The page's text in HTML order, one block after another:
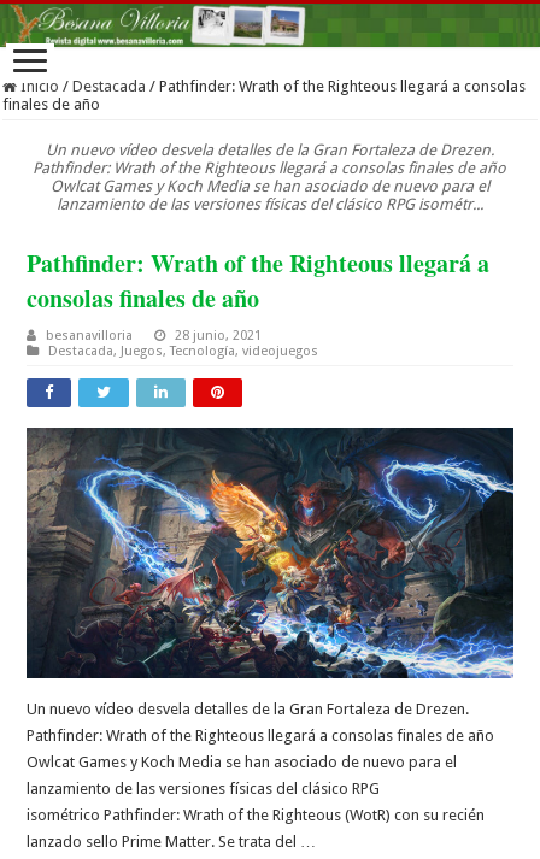
Inicio / Destacada / Pathfinder: Wrath of the Righteous llegará a consolas
finales de año
Un nuevo vídeo desvela detalles de la Gran Fortaleza de Drezen.
Pathfinder: Wrath of the Righteous llegará a consolas finales de año
Owlcat Games y Koch Media se han asociado de nuevo para el
lanzamiento de las versiones físicas del clásico RPG isométr...
Pathfinder: Wrath of the Righteous llegará a
consolas finales de año
besanavilloria
28 junio, 2021
Destacada, Juegos,Tecnología,videojuegos
Un nuevo vídeo desvela detalles de la Gran Fortaleza de Drezen.
Pathfinder: Wrath of the Righteous llegará a consolas finales de año
Owlcat Games y Koch Media se han asociado de nuevo para el
lanzamiento de las versiones físicas del clásico RPG
isométrico Pathfinder: Wrath of the Righteous (WotR) con su recién
lanzado sello Prime Matter. Se trata del …